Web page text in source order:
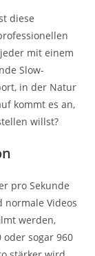
diese
mit einem
Slow-
in der Natur
kommt es an,
willst?
pro Sekunde
normale Videos
werden,
oder sogar 960